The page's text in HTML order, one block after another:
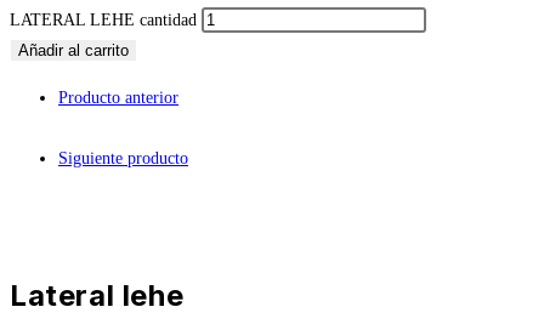
LATERAL LEHE cantidad
Añadir al carrito
Producto anterior
Siguiente producto
lateral lehe